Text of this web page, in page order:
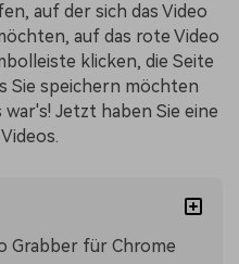
auf der sich das Video
auf das rote Video
klicken, die Seite
Sie speichern möchten
Jetzt haben Sie eine
Grabber für Chrome